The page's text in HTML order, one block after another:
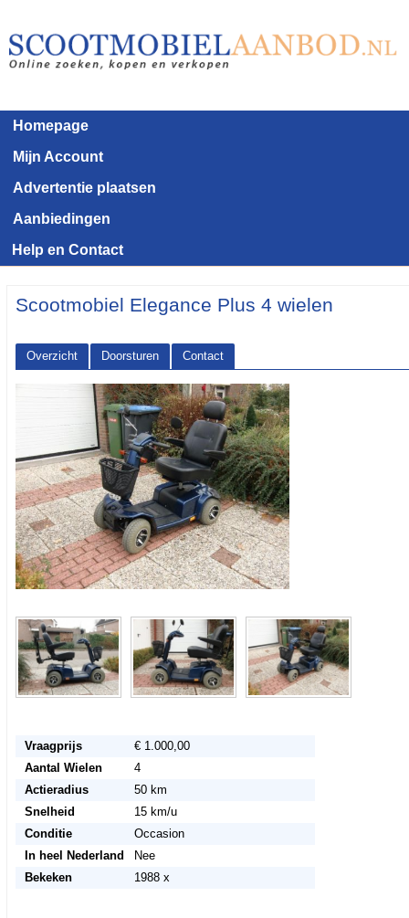
Homepage
Mijn Account
Advertentie plaatsen
Aanbiedingen
Help en Contact
Scootmobiel Elegance Plus 4 wielen
Overzicht Doorsturen
Contact
<< Terug naar het advertentie overzicht
Vraagprijs
€ 1.000,00
Aantal Wielen
4
Actieradius
50 km
Snelheid
15 km/u
Conditie
Occasion
In heel Nederland
Nee
Bekeken
1988 x